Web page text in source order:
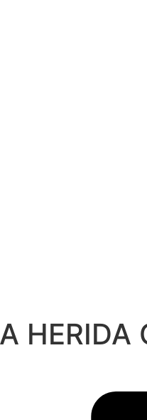
HERIDA